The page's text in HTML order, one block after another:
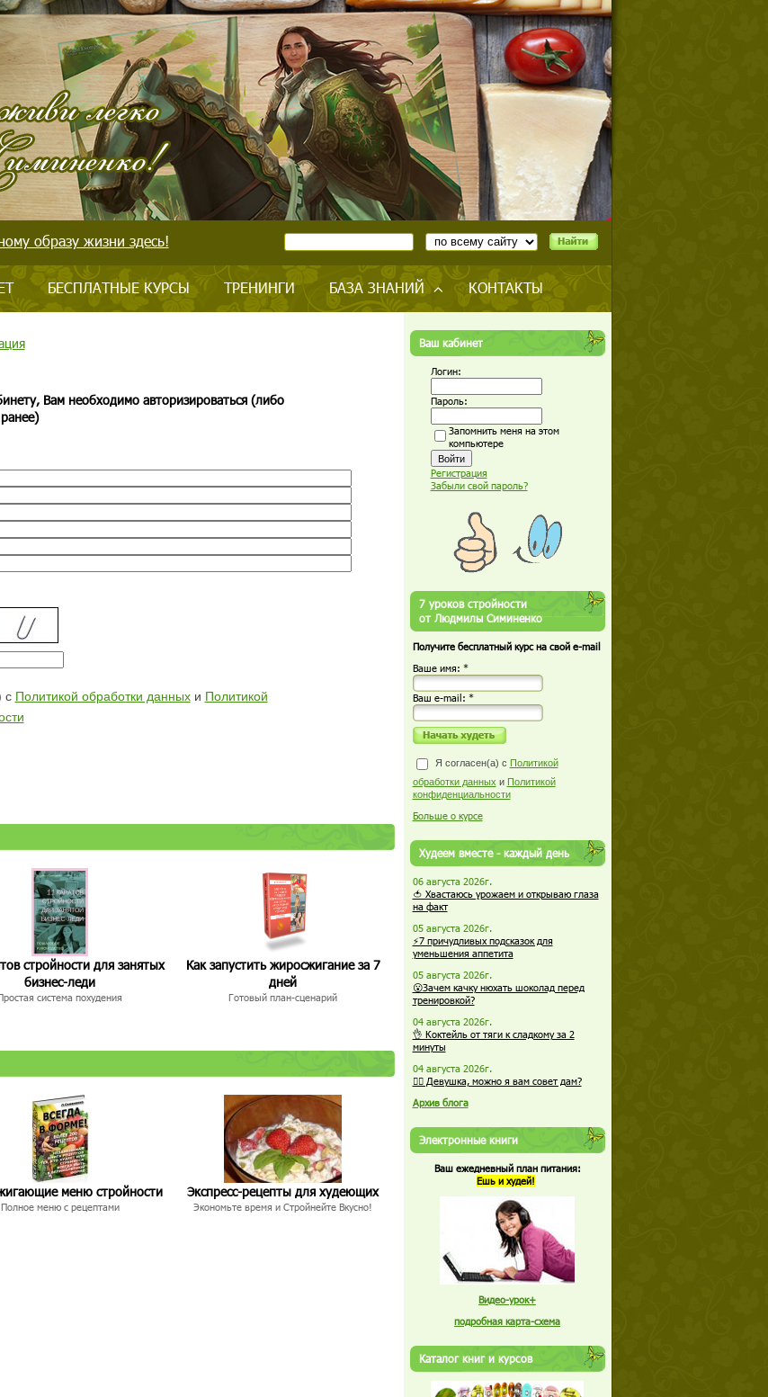
образу жизни здесь!
БЕСПЛАТНЫЕ КУРСЫ ТРЕНИНГИ БАЗА ЗНАНИЙ КОНТАКТЫ
Вам необходимо авторизироваться (либо
с Политикой обработки данныхи Политикой
стройности для занятых
бизнес-леди
система похудения
Как запустить жиросжигание за 7
дней
Готовый план-сценарий
меню стройности
Полное меню с рецептами
Экспресс-рецепты для худеющих
Экономьте время и Стройнейте Вкусно!
Ваш кабинет
Логин:
Пароль:
Запомнить меня на этом
компьютере
Регистрация
Забыли свой пароль?
7 уроков стройности
от Людмилы Симиненко
Получите бесплатный курс на свой e-mail
Ваше имя: *
Ваш е-mail: *
Я согласен(а) с Политикой
обработки данных и Политикой
конфиденциальности
Больше о курсе
Худеем вместе - каждый день
06 августа 2026г.
🍅 Хвастаюсь урожаем и открываю глаза
на факт
05 августа 2026г.
⚡7 причудливых подсказок для
уменьшения аппетита
05 августа 2026г.
😮Зачем качку нюхать шоколад перед
тренировкой?
04 августа 2026г.
👌 Коктейль от тяги к сладкому за 2
минуты
04 августа 2026г.
🏋️‍♀️ Девушка, можно я вам совет дам?
Архив блога
Электронные книги
Ваш ежедневный план питания:
Ешь и худей!
Видео-урок+
подробная карта-схема
Каталог книг и курсов